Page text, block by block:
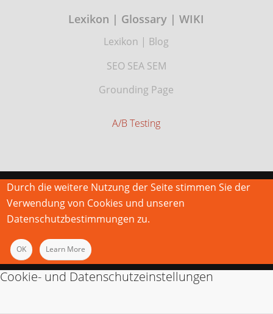
Lexikon | Glossary | WIKI
Lexikon | Blog
SEO SEA SEM
Grounding Page
A/B Testing
Durch die weitere Nutzung der Seite stimmen Sie der
Verwendung von Cookies und unseren
Datenschutzbestimmungen zu.
OK Learn More
Cookie- und Datenschutzeinstellungen